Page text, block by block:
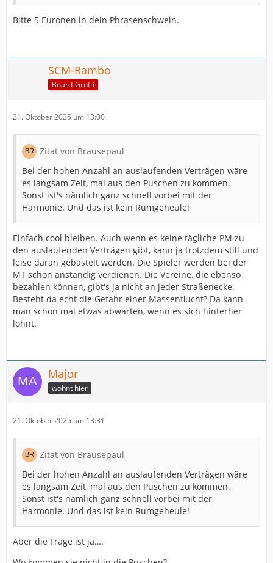
Bitte 5 Euronen in dein Phrasenschwein.
SCM-Rambo
Board-Grufti
21. Oktober 2025 um 13:00
Zitat von Brausepaul
Bei der hohen Anzahl an auslaufenden Verträgen wäre
es langsam Zeit, mal aus den Puschen zu kommen.
Sonst ist's nämlich ganz schnell vorbei mit der
Harmonie. Und das ist kein Rumgeheule!
Einfach cool bleiben. Auch wenn es keine tägliche PM zu
den auslaufenden Verträgen gibt, kann ja trotzdem still und
leise daran gebastelt werden. Die Spieler werden bei der
MT schon anständig verdienen. Die Vereine, die ebenso
bezahlen können, gibt's ja nicht an jeder Straßenecke.
Besteht da echt die Gefahr einer Massenflucht? Da kann
man schon mal etwas abwarten, wenn es sich hinterher
lohnt.
Major
wohnt hier
21. Oktober 2025 um 13:31
Zitat von Brausepaul
Bei der hohen Anzahl an auslaufenden Verträgen wäre
es langsam Zeit, mal aus den Puschen zu kommen.
Sonst ist's nämlich ganz schnell vorbei mit der
Harmonie. Und das ist kein Rumgeheule!
Aber die Frage ist ja….